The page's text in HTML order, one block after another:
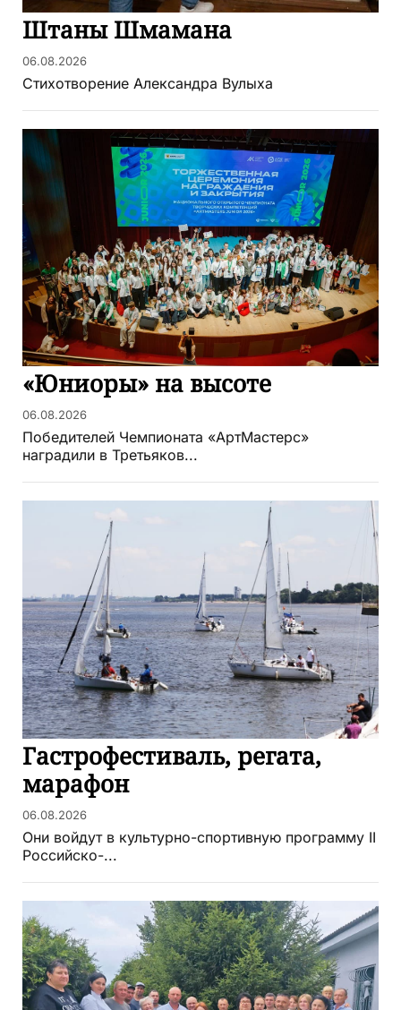
Штаны Шмамана
06.08.2026
Стихотворение Александра Вулыха
«Юниоры» на высоте
06.08.2026
Победителей Чемпионата «АртМастерс»
наградили в Третьяков...
Гастрофестиваль, регата,
марафон
06.08.2026
Они войдут в культурно-спортивную программу II
Российско-...